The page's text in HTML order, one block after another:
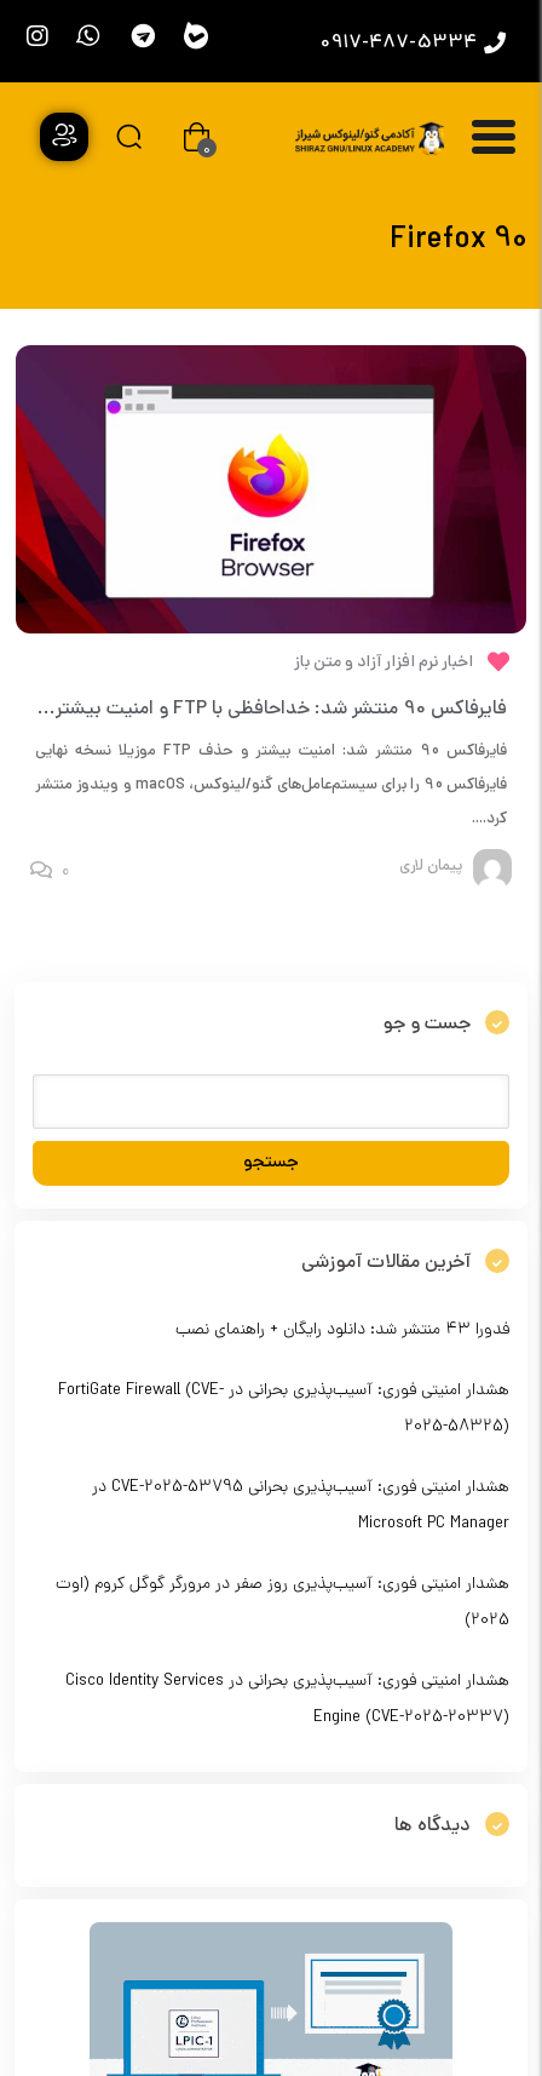
0917-487-5334
0
Firefox 90
اخبار نرم افزار آزاد و متن باز
فایرفاکس 90 منتشر شد: خداحافظی با FTP و امنیت بیشتر برای وب‌گرد
فایرفاکس 90 منتشر شد: امنیت بیشتر و حذف FTP موزیلا نسخه نهایی
فایرفاکس 90 را برای سیستم‌عامل‌های گنو/لینوکس، macOS و ویندوز منتشر
کرد....
پیمان لاری
0
جست و جو
آخرین مقالات آموزشی
فدورا ۴۳ منتشر شد: دانلود رایگان + راهنمای نصب
هشدار امنیتی فوری: آسیب‌پذیری بحرانی در FortiGate Firewall (CVE-
2025-58325)
هشدار امنیتی فوری: آسیب‌پذیری بحرانی CVE-2025-53795 در
Microsoft PC Manager
هشدار امنیتی فوری: آسیب‌پذیری روز صفر در مرورگر گوگل کروم (اوت
2025)
هشدار امنیتی فوری: آسیب‌پذیری بحرانی در Cisco Identity Services
Engine (CVE-2025-20337)
دیدگاه ها